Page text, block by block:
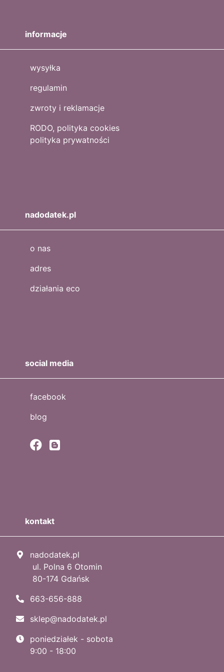
informacje
wysyłka
regulamin
zwroty i reklamacje
RODO, polityka cookies
polityka prywatności
nadodatek.pl
o nas
adres
działania eco
social media
facebook
blog
kontakt
nadodatek.pl
ul. Polna 6 Otomin
80-174 Gdańsk
663-656-888
sklep@nadodatek.pl
poniedziałek - sobota
9:00 - 18:00